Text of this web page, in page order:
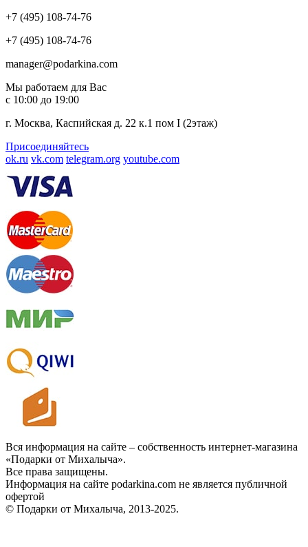
+7 (495) 108-74-76
+7 (495) 108-74-76
manager@podarkina.com
Мы работаем для Вас
с 10:00 до 19:00
г. Москва, Каспийская д. 22 к.1 пом I (2этаж)
Присоединяйтесь
ok.ru vk.com telegram.org youtube.com
Вся информация на сайте – собственность интернет-магазина
«Подарки от Михалыча».
Все права защищены.
Информация на сайте podarkina.com не является публичной
офертой
© Подарки от Михалыча, 2013-2025.